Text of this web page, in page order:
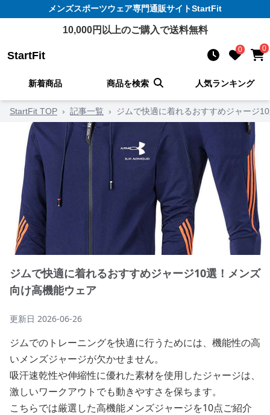
メンズスポーツウェア専門通販サイトStartFit
10,000円以上のご購入で送料無料
StartFit 0 0
新着商品 商品を検索 人気ランキング
StartFit TOP › 記事一覧 › ジムで快適に着れるおすすめジャージ
ジムで快適に着れるおすすめジャージ10選！メンズ
向け高機能ウェア
更新日 2026-06-26
ジムでのトレーニングを快適に行うためには、機能性の高
いメンズジャージが欠かせません。
吸汗速乾性や伸縮性に優れた素材を使用したジャージは、
激しいワークアウトでも動きやすさを保ちます。
こちらでは厳選した高機能メンズジャージを10点ご紹介